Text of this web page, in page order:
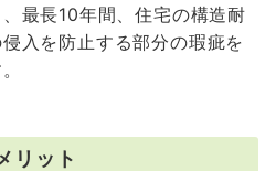
最長10年間、住宅の構造耐
入を防止する部分の瑕疵を
リット